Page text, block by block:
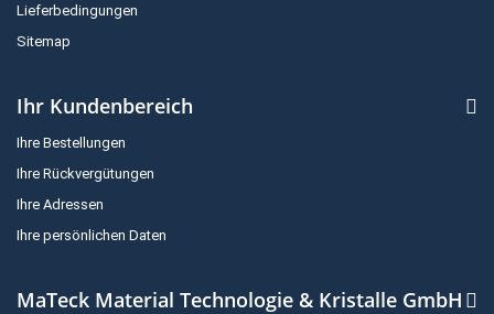
Lieferbedingungen
Sitemap
Ihr Kundenbereich
Ihre Bestellungen
Ihre Rückvergütungen
Ihre Adressen
Ihre persönlichen Daten
MaTeck Material Technologie & Kristalle GmbH